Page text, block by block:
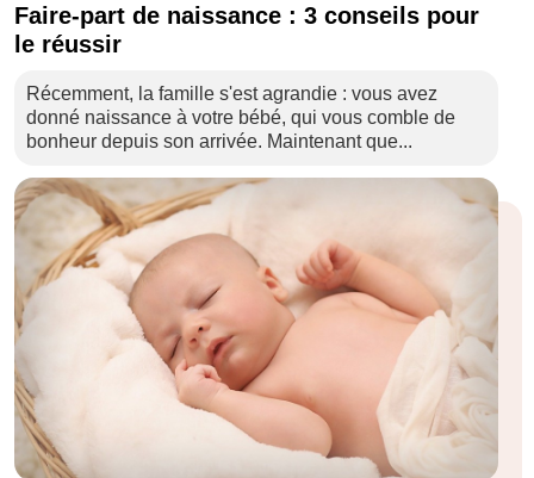
Faire-part de naissance : 3 conseils pour
le réussir
Récemment, la famille s'est agrandie : vous avez
donné naissance à votre bébé, qui vous comble de
bonheur depuis son arrivée. Maintenant que...